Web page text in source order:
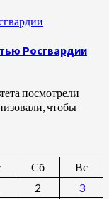
Росгвардии
посмотрели
чтобы
Сб
Вс
2
3